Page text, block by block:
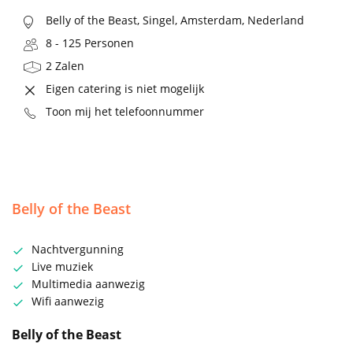
Belly of the Beast, Singel, Amsterdam, Nederland
8 - 125 Personen
2 Zalen
Eigen catering is niet mogelijk
Toon mij het telefoonnummer
Belly of the Beast
Nachtvergunning
Live muziek
Multimedia aanwezig
Wifi aanwezig
Belly of the Beast